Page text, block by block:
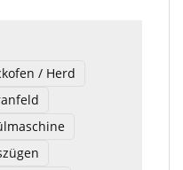
/ Herd